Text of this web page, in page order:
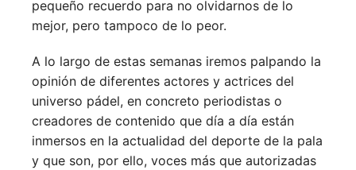
pequeño recuerdo para no olvidarnos de lo
mejor, pero tampoco de lo peor.
A lo largo de estas semanas iremos palpando la
opinión de diferentes actores y actrices del
universo pádel, en concreto periodistas o
creadores de contenido que día a día están
inmersos en la actualidad del deporte de la pala
y que son, por ello, voces más que autorizadas